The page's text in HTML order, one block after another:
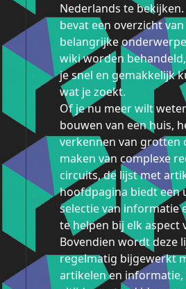
Nederlands te
bevat een overzicht
belangrijke
wiki worden
je snel en gemakkelijk
wat je zoekt.
Of je nu meer wilt
bouwen van een huis,
verkennen van grotten
maken van complexe
circuits, de lijst met
hoofdpagina biedt een
selectie van informatie
te helpen bij elk aspect
Bovendien wordt deze
regelmatig bijgewerkt
artikelen en informatie,